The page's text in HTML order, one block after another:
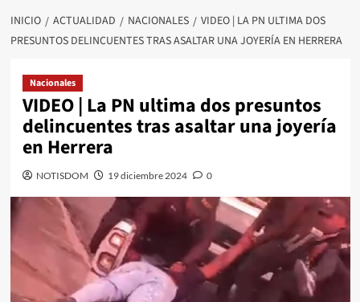
INICIO ACTUALIDAD NACIONALES
VIDEO | LA PN ULTIMA DOS
PRESUNTOS DELINCUENTES TRAS ASALTAR UNA JOYERÍA EN HERRERA
Nacionales
VIDEO | La PN ultima dos presuntos
delincuentes tras asaltar una joyería
en Herrera
NOTISDOM 19 diciembre 2024 0